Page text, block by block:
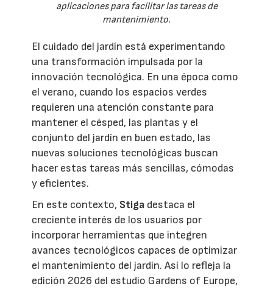
aplicaciones para facilitar las tareas de
mantenimiento.
El cuidado del jardín está experimentando
una transformación impulsada por la
innovación tecnológica. En una época como
el verano, cuando los espacios verdes
requieren una atención constante para
mantener el césped, las plantas y el
conjunto del jardín en buen estado, las
nuevas soluciones tecnológicas buscan
hacer estas tareas más sencillas, cómodas
y eficientes.
En este contexto, Stiga destaca el
creciente interés de los usuarios por
incorporar herramientas que integren
avances tecnológicos capaces de optimizar
el mantenimiento del jardín. Así lo refleja la
edición 2026 del estudio Gardens of Europe,